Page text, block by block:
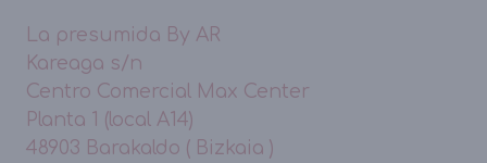
La presumida By AR
Kareaga s/n
Centro Comercial Max Center
Planta 1 (local A14)
48903 Barakaldo ( Bizkaia )